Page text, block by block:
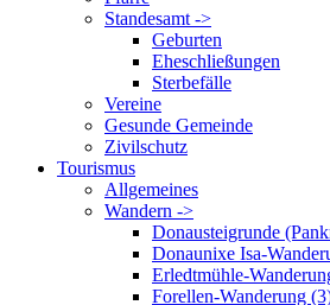
Standesamt ->
Geburten
Eheschließungen
Sterbefälle
Vereine
Gesunde Gemeinde
Zivilschutz
Tourismus
Allgemeines
Wandern ->
Donausteigrunde
Donaunixe Isa-
Erledtmühle-
Forellen-Wanderung